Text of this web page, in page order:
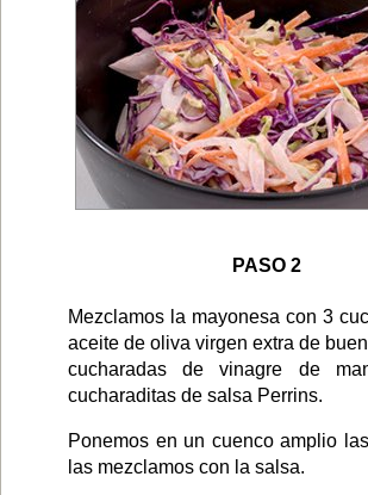
PASO 2
Mezclamos la mayonesa con 3
aceite de oliva virgen extra de
cucharadas de vinagre de
cucharaditas de salsa Perrins.
Ponemos en un cuenco amplio
las mezclamos con la salsa.